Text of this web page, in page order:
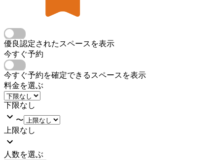
優良認定されたスペースを表示
今すぐ予約
今すぐ予約を確定できるスペースを表示
料金を選ぶ
下限なし
〜
上限なし
人数を選ぶ